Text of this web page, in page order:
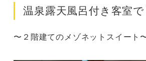
温泉露天風呂付き客室
〜２階建てのメゾネットスイート